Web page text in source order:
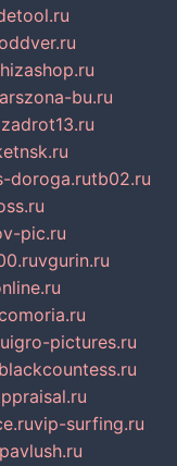
bu.ru
doroga.rutb02.ru
pic.ru
vgurin.ru
igro-pictures.ru
blackcountess.ru
vip-surfing.ru